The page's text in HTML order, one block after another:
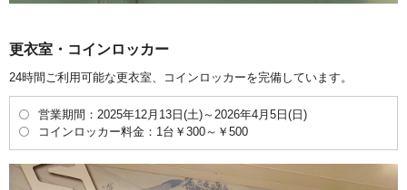
更衣室・コインロッカー
24時間ご利用可能な更衣室、コインロッカーを完備しています。
営業期間：2025年12月13日(土)～2026年4月5日(日)
コインロッカー料金：1台￥300～￥500